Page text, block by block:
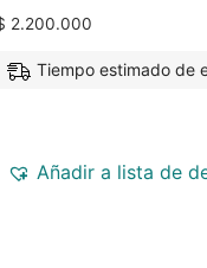
2.200.000
Tiempo estimado de
Añadir a lista de